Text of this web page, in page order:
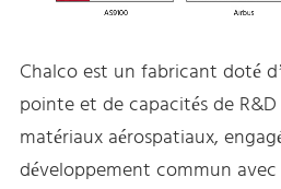
Chalco est un fabricant doté
pointe et de capacités de
matériaux aérospatiaux,
développement commun avec